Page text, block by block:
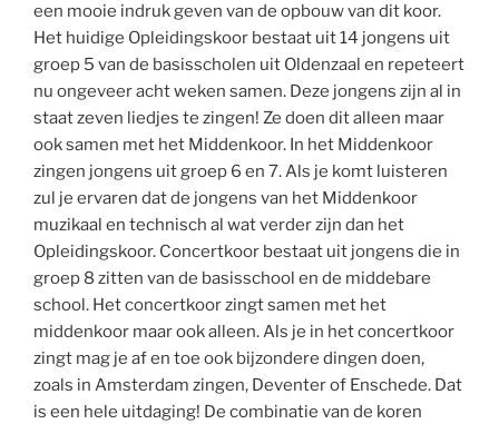
een mooie indruk geven van de opbouw van dit koor.
Het huidige Opleidingskoor bestaat uit 14 jongens uit
groep 5 van de basisscholen uit Oldenzaal en repeteert
nu ongeveer acht weken samen. Deze jongens zijn al in
staat zeven liedjes te zingen! Ze doen dit alleen maar
ook samen met het Middenkoor. In het Middenkoor
zingen jongens uit groep 6 en 7. Als je komt luisteren
zul je ervaren dat de jongens van het Middenkoor
muzikaal en technisch al wat verder zijn dan het
Opleidingskoor. Concertkoor bestaat uit jongens die in
groep 8 zitten van de basisschool en de middebare
school. Het concertkoor zingt samen met het
middenkoor maar ook alleen. Als je in het concertkoor
zingt mag je af en toe ook bijzondere dingen doen,
zoals in Amsterdam zingen, Deventer of Enschede. Dat
is een hele uitdaging! De combinatie van de koren